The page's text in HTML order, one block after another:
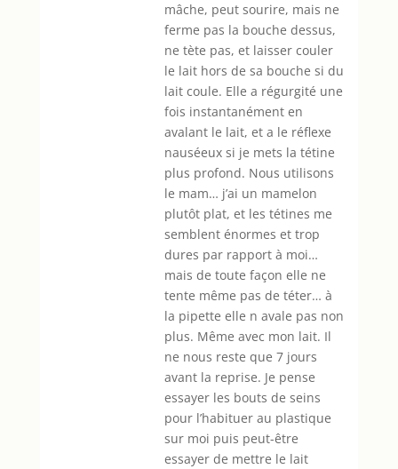
mâche, peut sourire, mais ne
ferme pas la bouche dessus,
ne tète pas, et laisser couler
le lait hors de sa bouche si du
lait coule. Elle a régurgité une
fois instantanément en
avalant le lait, et a le réflexe
nauséeux si je mets la tétine
plus profond. Nous utilisons
le mam… j’ai un mamelon
plutôt plat, et les tétines me
semblent énormes et trop
dures par rapport à moi…
mais de toute façon elle ne
tente même pas de téter… à
la pipette elle n avale pas non
plus. Même avec mon lait. Il
ne nous reste que 7 jours
avant la reprise. Je pense
essayer les bouts de seins
pour l’habituer au plastique
sur moi puis peut-être
essayer de mettre le lait